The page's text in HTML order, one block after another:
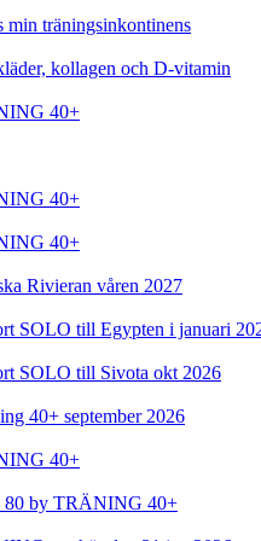
min träningsinkontinens
kollagen och D-vitamin
40+
40+
40+
Rivieran våren 2027
SOLO till Egypten i januari
SOLO till Sivota okt 2026
40+ september 2026
40+
80 by TRÄNING 40+